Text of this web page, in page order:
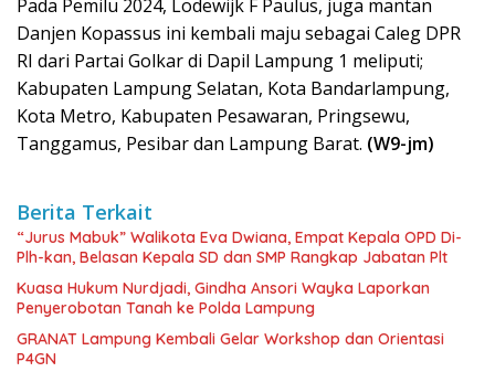
Pada Pemilu 2024, Lodewijk F Paulus, juga mantan
Danjen Kopassus ini kembali maju sebagai Caleg DPR
RI dari Partai Golkar di Dapil Lampung 1 meliputi;
Kabupaten Lampung Selatan, Kota Bandarlampung,
Kota Metro, Kabupaten Pesawaran, Pringsewu,
Tanggamus, Pesibar dan Lampung Barat. (W9-jm)
Berita Terkait
“Jurus Mabuk” Walikota Eva Dwiana, Empat Kepala OPD Di-
Plh-kan, Belasan Kepala SD dan SMP Rangkap Jabatan Plt
Kuasa Hukum Nurdjadi, Gindha Ansori Wayka Laporkan
Penyerobotan Tanah ke Polda Lampung
GRANAT Lampung Kembali Gelar Workshop dan Orientasi
P4GN